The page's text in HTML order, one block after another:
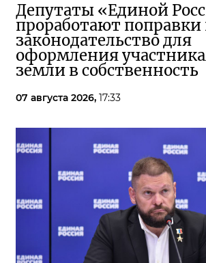
Депутаты «Единой
проработают поправки
законодательство для
оформления
земли в собственность
07 августа 2026, 17:33